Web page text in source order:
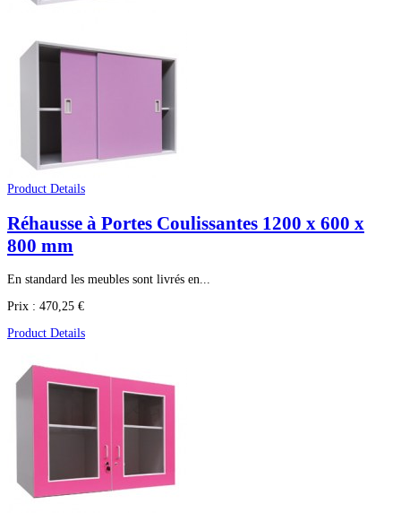
Product Details
Réhausse à Portes Coulissantes 1200 x 600 x
800 mm
En standard les meubles sont livrés en...
Prix : 470,25 €
Product Details